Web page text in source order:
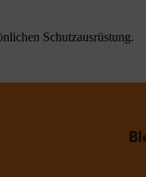
Schutzausrüstung.